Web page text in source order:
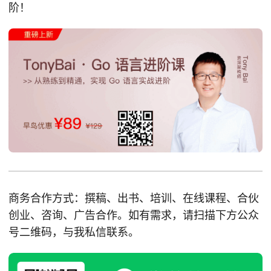
阶！
商务合作方式：撰稿、出书、培训、在线课程、合伙
创业、咨询、广告合作。如有需求，请扫描下方公众
号二维码，与我私信联系。